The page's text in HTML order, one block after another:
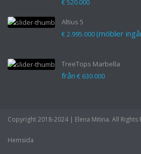
€ 520.000
Altius 5
€ 2.995.000(möbler
TreeTops Marbella
från € 630.000
Copyright 2018-2024 | Elena Mitina. All Rights
Hemsida